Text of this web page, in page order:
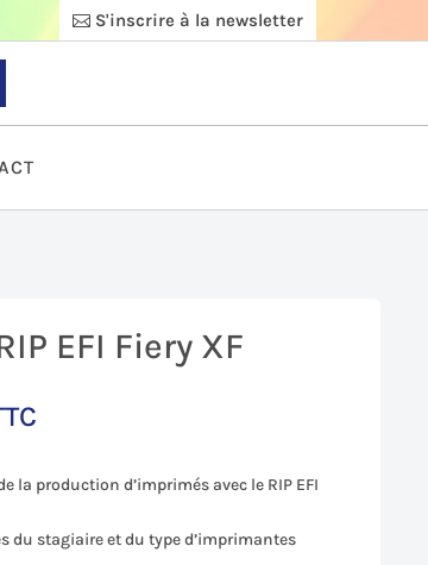
S'inscrire à la newsletter
EFI Fiery XF
la production d’imprimés avec le RIP EFI
du stagiaire et du type d’imprimantes